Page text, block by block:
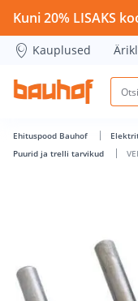
VERSENGIPUURIDE
Kuni 20% LISAKS
Kauplused
Ehituspood Bauhof
Puurid ja trelli tarvikud